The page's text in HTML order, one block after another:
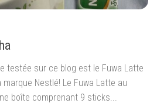
testée sur ce blog est le Fuwa Latte
Nestlé! Le Fuwa Latte au
boîte comprenant 9 sticks...